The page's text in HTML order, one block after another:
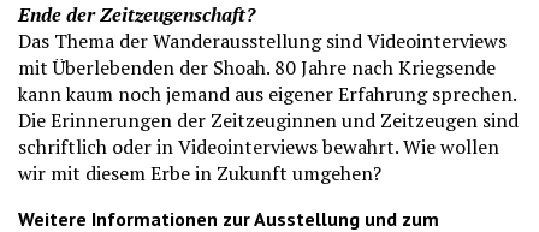
Ende der Zeitzeugenschaft?
Das Thema der Wanderausstellung sind Videointerviews
mit Überlebenden der Shoah. 80 Jahre nach Kriegsende
kann kaum noch jemand aus eigener Erfahrung sprechen.
Die Erinnerungen der Zeitzeuginnen und Zeitzeugen sind
schriftlich oder in Videointerviews bewahrt. Wie wollen
wir mit diesem Erbe in Zukunft umgehen?
Weitere Informationen zur Ausstellung und zum